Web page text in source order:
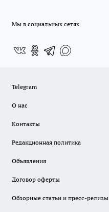
Мы в социальных сетях
Telegram
О нас
Контакты
Редакционная политика
Объявления
Договор оферты
Обзорные статьи и пресс-релизы